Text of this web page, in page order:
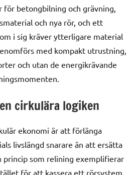
för betongbilning och grävning,
och nya rör, och ett
i sig kräver ytterligare material
med kompakt utrustning,
och utan de energikrävande
cirkulära logiken
ekonomi är att förlänga
livslängd snarare än att ersätta
princip som relining exemplifierar
för att kassera ett rörsystem